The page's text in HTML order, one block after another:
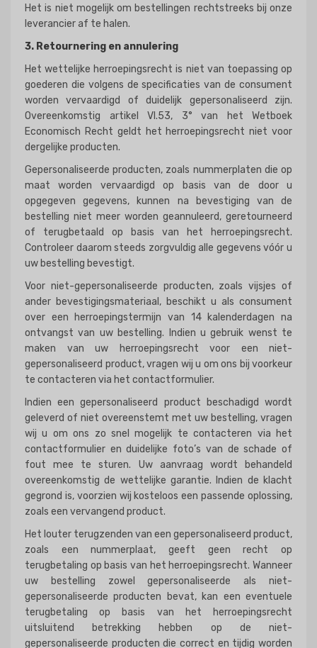
Het is niet mogelijk om bestellingen rechtstreeks bij onze
leverancier af te halen.
3. Retournering en annulering
Het wettelijke herroepingsrecht is niet van toepassing op
goederen die volgens de specificaties van de consument
worden vervaardigd of duidelijk gepersonaliseerd zijn.
Overeenkomstig artikel VI.53, 3° van het Wetboek
Economisch Recht geldt het herroepingsrecht niet voor
dergelijke producten.
Gepersonaliseerde producten, zoals nummerplaten die op
maat worden vervaardigd op basis van de door u
opgegeven gegevens, kunnen na bevestiging van de
bestelling niet meer worden geannuleerd, geretourneerd
of terugbetaald op basis van het herroepingsrecht.
Controleer daarom steeds zorgvuldig alle gegevens vóór u
uw bestelling bevestigt.
Voor niet-gepersonaliseerde producten, zoals vijsjes of
ander bevestigingsmateriaal, beschikt u als consument
over een herroepingstermijn van 14 kalenderdagen na
ontvangst van uw bestelling. Indien u gebruik wenst te
maken van uw herroepingsrecht voor een niet-
gepersonaliseerd product, vragen wij u om ons bij voorkeur
te contacteren via het contactformulier.
Indien een gepersonaliseerd product beschadigd wordt
geleverd of niet overeenstemt met uw bestelling, vragen
wij u om ons zo snel mogelijk te contacteren via het
contactformulier en duidelijke foto’s van de schade of
fout mee te sturen. Uw aanvraag wordt behandeld
overeenkomstig de wettelijke garantie. Indien de klacht
gegrond is, voorzien wij kosteloos een passende oplossing,
zoals een vervangend product.
Het louter terugzenden van een gepersonaliseerd product,
zoals een nummerplaat, geeft geen recht op
terugbetaling op basis van het herroepingsrecht. Wanneer
uw bestelling zowel gepersonaliseerde als niet-
gepersonaliseerde producten bevat, kan een eventuele
terugbetaling op basis van het herroepingsrecht
uitsluitend betrekking hebben op de niet-
gepersonaliseerde producten die correct en tijdig worden